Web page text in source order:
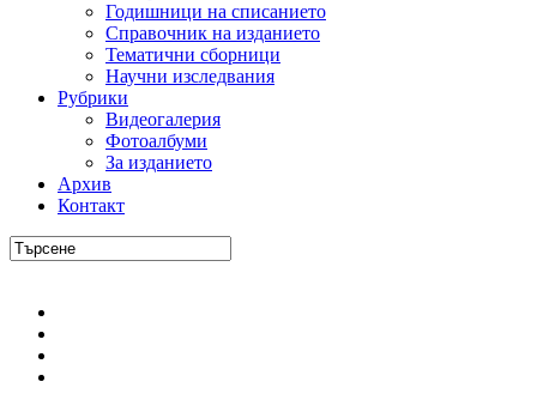
Годишници на списанието
Справочник на изданието
Тематични сборници
Научни изследвания
Рубрики
Видеогалерия
Фотоалбуми
За изданието
Архив
Контакт